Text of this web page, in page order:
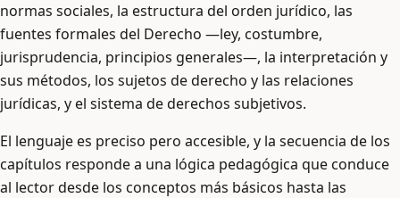
normas sociales, la estructura del orden jurídico, las
fuentes formales del Derecho —ley, costumbre,
jurisprudencia, principios generales—, la interpretación y
sus métodos, los sujetos de derecho y las relaciones
jurídicas, y el sistema de derechos subjetivos.
El lenguaje es preciso pero accesible, y la secuencia de los
capítulos responde a una lógica pedagógica que conduce
al lector desde los conceptos más básicos hasta las